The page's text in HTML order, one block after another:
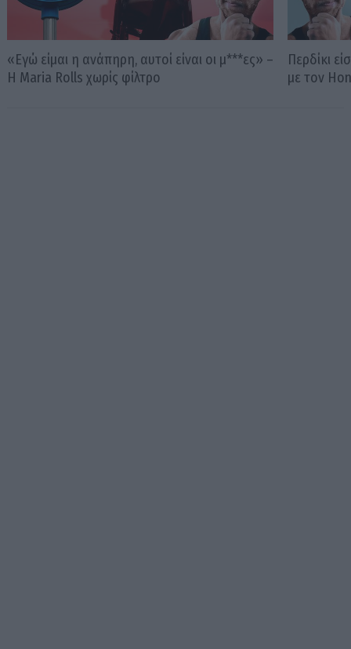
«Εγώ είμαι η ανάπηρη, αυτοί είναι οι μ***ες» –
Η Maria Rolls χωρίς φίλτρο
Περδίκι
με τον